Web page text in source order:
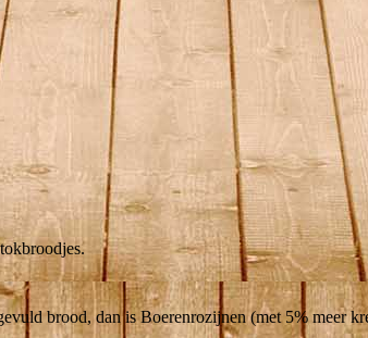
brood, dan is Boerenrozijnen (met 5% meer